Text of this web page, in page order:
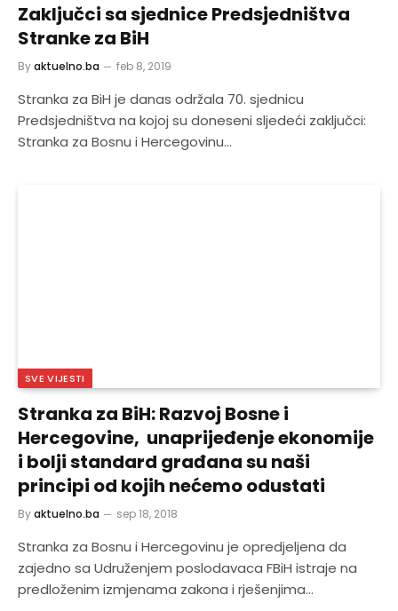
Zaključci sa sjednice Predsjedništva
Stranke za BiH
Byaktuelno.ba feb 8, 2019
Stranka za BiH je danas održala 70. sjednicu
Predsjedništva na kojoj su doneseni sljedeći zaključci:
Stranka za Bosnu i Hercegovinu…
SVE VIJESTI
Stranka za BiH: Razvoj Bosne i
Hercegovine, unaprijeđenje ekonomije
i bolji standard građana su naši
principi od kojih nećemo odustati
Byaktuelno.ba sep 18, 2018
Stranka za Bosnu i Hercegovinu je opredjeljena da
zajedno sa Udruženjem poslodavaca FBiH istraje na
predloženim izmjenama zakona i rješenjima…